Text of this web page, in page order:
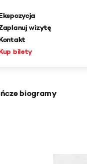
wizytę
bilety
biogramy